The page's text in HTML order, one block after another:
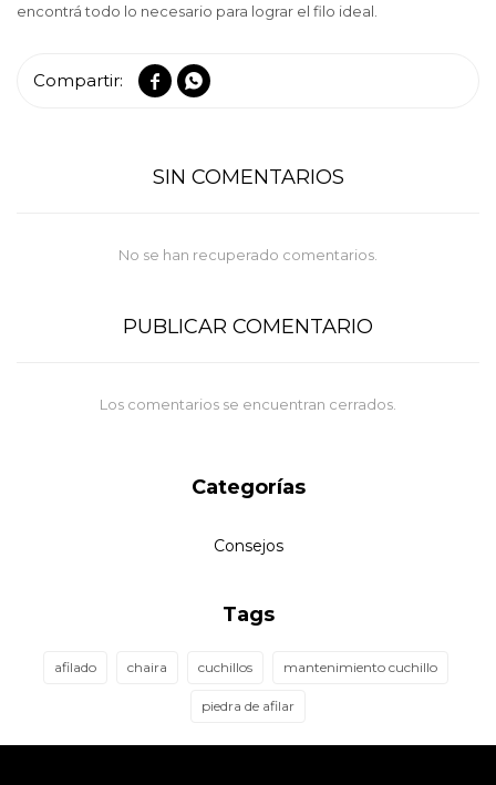
encontrá todo lo necesario para lograr el filo ideal.
 
SIN COMENTARIOS
No se han recuperado comentarios.
PUBLICAR COMENTARIO
Los comentarios se encuentran cerrados.
Categorías
Consejos
Tags
afilado chaira cuchillos mantenimiento cuchillo
piedra de afilar